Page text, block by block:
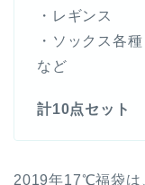
・レギンス
・ソックス各種
など
計10点セット
2019年17℃福袋は